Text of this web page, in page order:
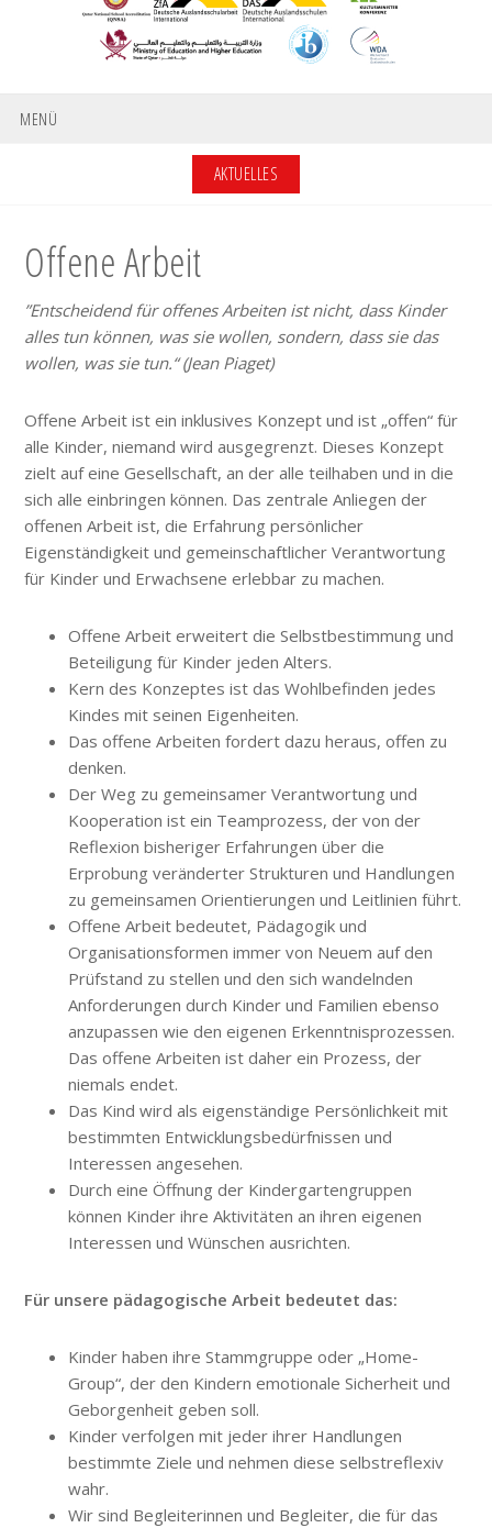
MENÜ
AKTUELLES
Offene Arbeit
”Entscheidend für offenes Arbeiten ist nicht, dass Kinder
alles tun können, was sie wollen, sondern, dass sie das
wollen, was sie tun.“ (Jean Piaget)
Offene Arbeit ist ein inklusives Konzept und ist „offen“ für
alle Kinder, niemand wird ausgegrenzt. Dieses Konzept
zielt auf eine Gesellschaft, an der alle teilhaben und in die
sich alle einbringen können. Das zentrale Anliegen der
offenen Arbeit ist, die Erfahrung persönlicher
Eigenständigkeit und gemeinschaftlicher Verantwortung
für Kinder und Erwachsene erlebbar zu machen.
Offene Arbeit erweitert die Selbstbestimmung und
Beteiligung für Kinder jeden Alters.
Kern des Konzeptes ist das Wohlbefinden jedes
Kindes mit seinen Eigenheiten.
Das offene Arbeiten fordert dazu heraus, offen zu
denken.
Der Weg zu gemeinsamer Verantwortung und
Kooperation ist ein Teamprozess, der von der
Reflexion bisheriger Erfahrungen über die
Erprobung veränderter Strukturen und Handlungen
zu gemeinsamen Orientierungen und Leitlinien führt.
Offene Arbeit bedeutet, Pädagogik und
Organisationsformen immer von Neuem auf den
Prüfstand zu stellen und den sich wandelnden
Anforderungen durch Kinder und Familien ebenso
anzupassen wie den eigenen Erkenntnisprozessen.
Das offene Arbeiten ist daher ein Prozess, der
niemals endet.
Das Kind wird als eigenständige Persönlichkeit mit
bestimmten Entwicklungsbedürfnissen und
Interessen angesehen.
Durch eine Öffnung der Kindergartengruppen
können Kinder ihre Aktivitäten an ihren eigenen
Interessen und Wünschen ausrichten.
Für unsere pädagogische Arbeit bedeutet das:
Kinder haben ihre Stammgruppe oder „Home-
Group“, der den Kindern emotionale Sicherheit und
Geborgenheit geben soll.
Kinder verfolgen mit jeder ihrer Handlungen
bestimmte Ziele und nehmen diese selbstreflexiv
wahr.
Wir sind Begleiterinnen und Begleiter, die für das